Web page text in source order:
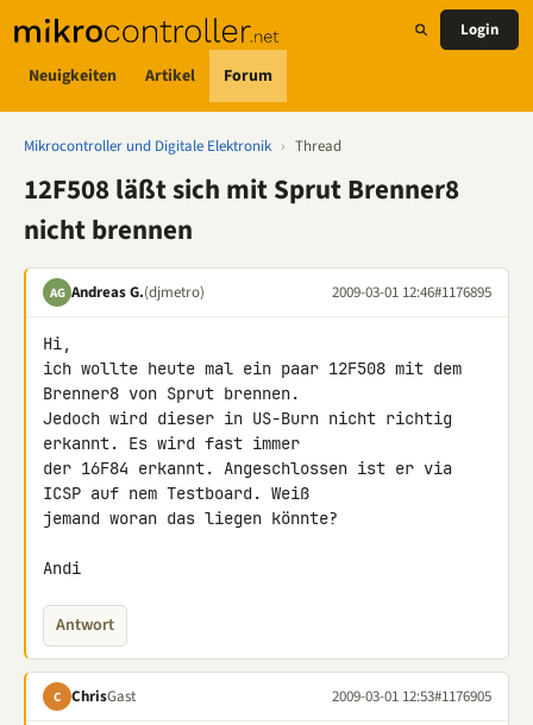
Neuigkeiten Artikel Forum
Login
Mikrocontroller und Digitale Elektronik › Thread
12F508 läßt sich mit Sprut Brenner8
nicht brennen
AG Andreas G.(djmetro) 2009-03-01 12:46#1176895
Hi,
ich wollte heute mal ein paar 12F508 mit dem
Brenner8 von Sprut brennen.
Jedoch wird dieser in US-Burn nicht richtig
erkannt. Es wird fast immer
der 16F84 erkannt. Angeschlossen ist er via
ICSP auf nem Testboard. Weiß
jemand woran das liegen könnte?
Andi
Antwort
C ChrisGast 2009-03-01 12:53#1176905